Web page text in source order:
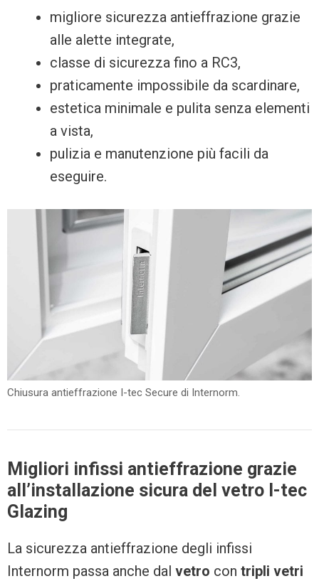
migliore sicurezza antieffrazione grazie
alle alette integrate,
classe di sicurezza fino a RC3,
praticamente impossibile da scardinare,
estetica minimale e pulita senza elementi
a vista,
pulizia e manutenzione più facili da
eseguire.
Chiusura antieffrazione I-tec Secure di Internorm.
Migliori infissi antieffrazione grazie
all’installazione sicura del vetro I-tec
Glazing
La sicurezza antieffrazione degli infissi
Internorm passa anche dal vetro con tripli vetri